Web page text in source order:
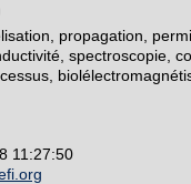
propagation,
spectroscopie,
11:27:50